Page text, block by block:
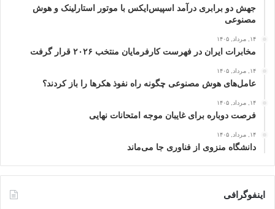
جهش دو برابری درآمد اسپیس‌ایکس با موتور استارلینک و هوش
مصنوعی
۱۴, مرداد, ۱۴۰۵
مخابرات ایران در فهرست کارفرمایان منتخب ۲۰۲۶ قرار گرفت
۱۴, مرداد, ۱۴۰۵
عامل‌های هوش مصنوعی چگونه راه نفوذ هکرها را باز کردند؟
۱۴, مرداد, ۱۴۰۵
فرصت دوباره برای غایبان موجه امتحانات نهایی
۱۴, مرداد, ۱۴۰۵
دانشگاه منزوی از فناوری جا می‌ماند
اینفوگرافی